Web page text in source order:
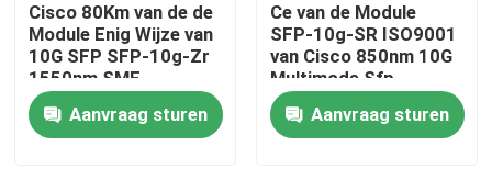
Cisco 80Km van de de
Module Enig Wijze van
10G SFP SFP-10g-Zr
1550nm SMF
Aanvraag sturen
Ce van de Module
SFP-10g-SR ISO9001
van Cisco 850nm 10G
Multimode Sfp
Aanvraag sturen